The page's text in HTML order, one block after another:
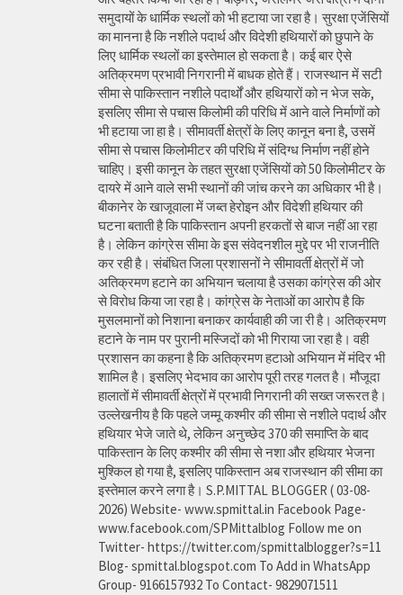
समुदायों के धार्मिक स्थलों को भी हटाया जा रहा है। सुरक्षा एजेंसियों
का मानना है कि नशीले पदार्थ और विदेशी हथियारों को छुपाने के
लिए धार्मिक स्थलों का इस्तेमाल हो सकता है। कई बार ऐसे
अतिक्रमण प्रभावी निगरानी में बाधक होते हैं। राजस्थान में सटी
सीमा से पाकिस्तान नशीले पदार्थों और हथियारों को न भेज सके,
इसलिए सीमा से पचास किलोमी की परिधि में आने वाले निर्माणों को
भी हटाया जा हा है। सीमावर्ती क्षेत्रों के लिए कानून बना है, उसमें
सीमा से पचास किलोमीटर की परिधि में संदिग्ध निर्माण नहीं होने
चाहिए। इसी कानून के तहत सुरक्षा एजेंसियों को 50 किलोमीटर के
दायरे में आने वाले सभी स्थानों की जांच करने का अधिकार भी है।
बीकानेर के खाजूवाला में जब्त हेरोइन और विदेशी हथियार की
घटना बताती है कि पाकिस्तान अपनी हरकतों से बाज नहीं आ रहा
है। लेकिन कांग्रेस सीमा के इस संवेदनशील मुद्दे पर भी राजनीति
कर रही है। संबंधित जिला प्रशासनों ने सीमावर्ती क्षेत्रों में जो
अतिक्रमण हटाने का अभियान चलाया है उसका कांग्रेस की ओर
से विरोध किया जा रहा है। कांग्रेस के नेताओं का आरोप है कि
मुसलमानों को निशाना बनाकर कार्यवाही की जा री है। अतिक्रमण
हटाने के नाम पर पुरानी मस्जिदों को भी गिराया जा रहा है। वही
प्रशासन का कहना है कि अतिक्रमण हटाओ अभियान में मंदिर भी
शामिल है। इसलिए भेदभाव का आरोप पूरी तरह गलत है। मौजूदा
हालातों में सीमावर्ती क्षेत्रों में प्रभावी निगरानी की सख्त जरूरत है।
उल्लेखनीय है कि पहले जम्मू कश्मीर की सीमा से नशीले पदार्थ और
हथियार भेजे जाते थे, लेकिन अनुच्छेद 370 की समाप्ति के बाद
पाकिस्तान के लिए कश्मीर की सीमा से नशा और हथियार भेजना
मुश्किल हो गया है, इसलिए पाकिस्तान अब राजस्थान की सीमा का
इस्तेमाल करने लगा है। S.P.MITTAL BLOGGER ( 03-08-
2026) Website- www.spmittal.in Facebook Page-
www.facebook.com/SPMittalblog Follow me on
Twitter- https://twitter.com/spmittalblogger?s=11
Blog- spmittal.blogspot.com To Add in WhatsApp
Group- 9166157932 To Contact- 9829071511